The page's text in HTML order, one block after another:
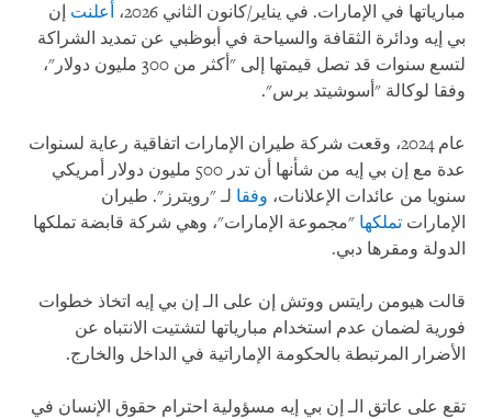
مبارياتها في الإمارات. في يناير/كانون الثاني 2026،
أعلنت إن
بي إيه ودائرة الثقافة والسياحة في أبوظبي عن تمديد الشراكة
لتسع سنوات قد تصل قيمتها إلى "أكثر من 300 مليون دولار"،
وفقا لوكالة "أسوشيتد برس".
عام 2024، وقعت شركة طيران الإمارات اتفاقية رعاية لسنوات
عدة مع إن بي إيه من شأنها أن تدر 500 مليون دولار أمريكي
سنويا من عائدات الإعلانات، وفقا لـ "رويترز". طيران
الإمارات تملكها "مجموعة الإمارات"، وهي شركة قابضة تملكها
الدولة ومقرها دبي.
قالت هيومن رايتس ووتش إن على الـ إن بي إيه اتخاذ خطوات
فورية لضمان عدم استخدام مبارياتها لتشتيت الانتباه عن
الأضرار المرتبطة بالحكومة الإماراتية في الداخل والخارج.
تقع على عاتق الـ إن بي إيه مسؤولية احترام حقوق الإنسان في